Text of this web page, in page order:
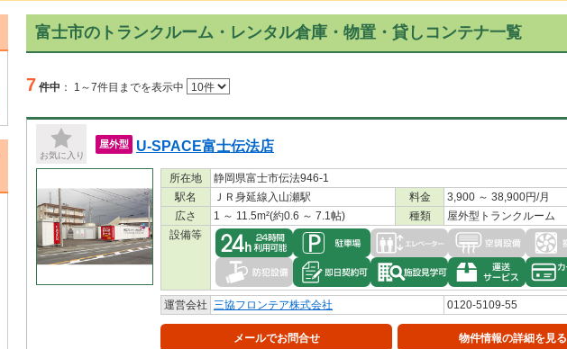
富士市のトランクルーム・レンタル倉庫・物置・貸しコンテナ一覧
7 件中 ： 1～7件目までを表示中
お気に入り
屋外型 U-SPACE富士伝法店
所在地
静岡県富士市伝法946-1
駅名
ＪＲ身延線入山瀬駅 料金
3,900 ～ 38,900円/月
広さ
1 ～ 11.5m²(約0.6 ～ 7.1帖) 種類
屋外型トランクルーム
設備等
運営会社 三協フロンテア株式会社 0120-5109-55
メールでお問合せ 物件情報の詳細を見る